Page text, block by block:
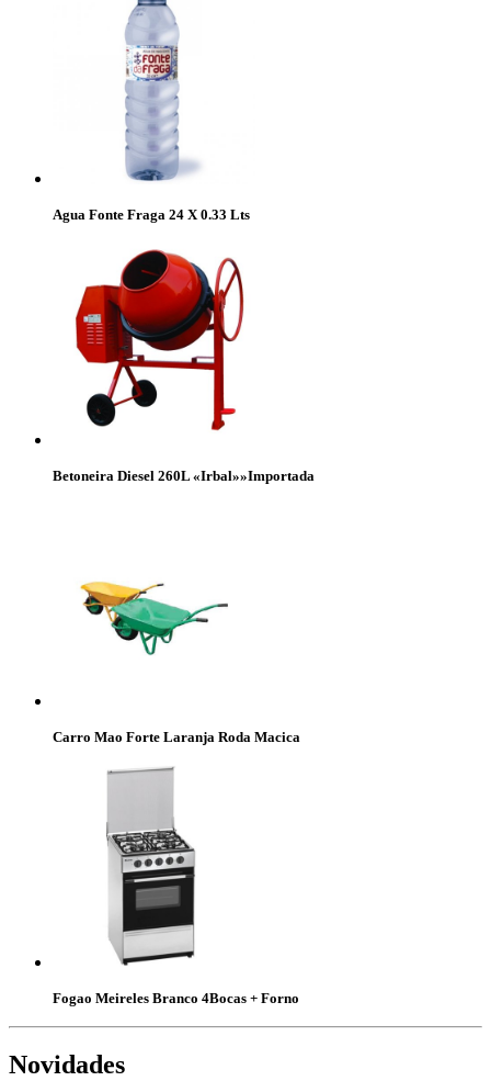
Agua Fonte Fraga 24 X 0.33 Lts
Betoneira Diesel 260L «Irbal»»Importada
Carro Mao Forte Laranja Roda Macica
Fogao Meireles Branco 4Bocas + Forno
Novidades